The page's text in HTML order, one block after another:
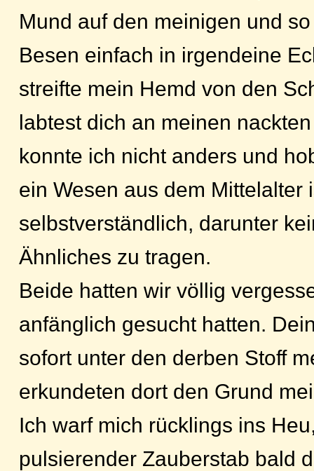
Mund auf den meinigen und
Besen einfach in irgendeine
streifte mein Hemd von den
labtest dich an meinen
konnte ich nicht anders und
ein Wesen aus dem Mittelalter
selbstverständlich, darunter
Ähnliches zu tragen.
Beide hatten wir völlig
anfänglich gesucht hatten.
sofort unter den derben Stoff
erkundeten dort den Grund
Ich warf mich rücklings ins
pulsierender Zauberstab bald